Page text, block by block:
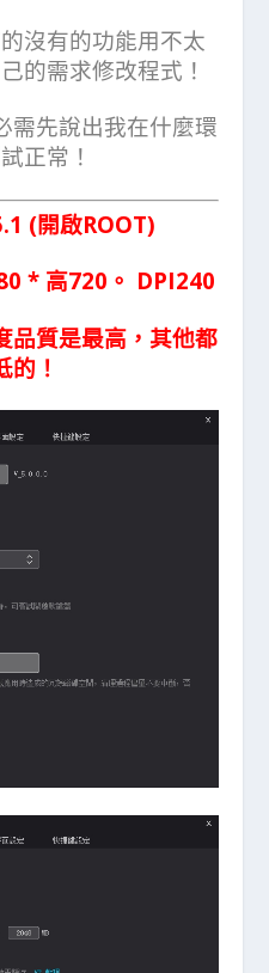
沒有的功能用不太
的需求修改程式！
需先說出我在什麼環
正常！
(開啟ROOT)
* 高720。 DPI240
品質是最高，其他都
的！